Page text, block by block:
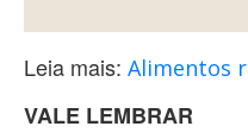
Leia mais: Alimentos
VALE LEMBRAR